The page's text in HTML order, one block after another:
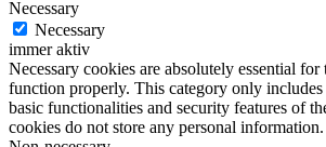
Necessary
Necessary
immer aktiv
Necessary cookies are absolutely essential for
function properly. This category only includes
basic functionalities and security features of
cookies do not store any personal information.